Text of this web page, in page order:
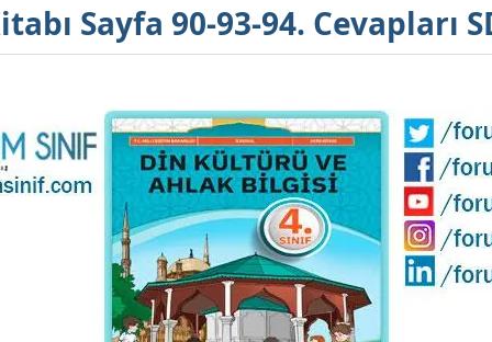
Sayfa 90-93-94. Cevapları